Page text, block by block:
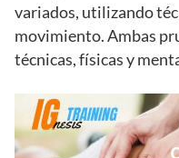
variados, utilizando
movimiento. Ambas
técnicas, físicas y